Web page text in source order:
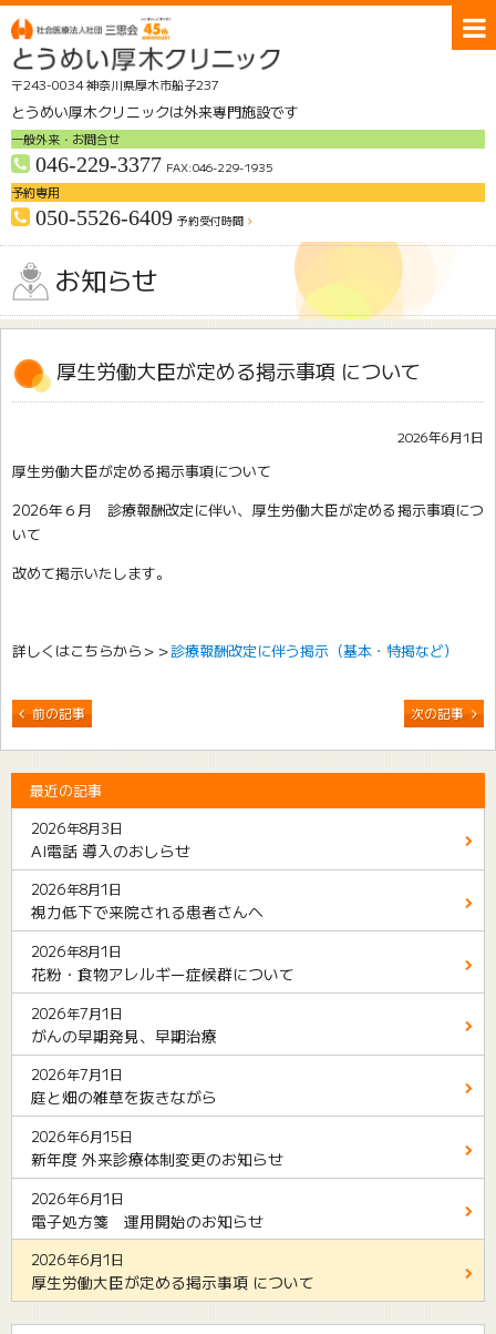
〒243-0034 神奈川県厚木市船子237
とうめい厚木クリニックは外来専門施設です
一般外来・お問合せ
046-229-3377 FAX:046-229-1935
予約専用
050-5526-6409 予約受付時間
無料送迎バスのご案内
クリニック紹介 受診のご案内
採用情報 お問合せ
お知らせ
厚生労働大臣が定める掲示事項 について
2026年6月1日
厚生労働大臣が定める掲示事項について
2026年６月 診療報酬改定に伴い、厚生労働大臣が定める掲示事項につ
いて
改めて掲示いたします。
詳しくはこちらから＞＞診療報酬改定に伴う掲示（基本・特掲など）
前の記事 次の記事
最近の記事
2026年8月3日
AI電話 導入のおしらせ
2026年8月1日
視力低下で来院される患者さんへ
2026年8月1日
花粉・食物アレルギー症候群について
2026年7月1日
がんの早期発見、早期治療
2026年7月1日
庭と畑の雑草を抜きながら
2026年6月15日
新年度 外来診療体制変更のお知らせ
2026年6月1日
電子処方箋 運用開始のお知らせ
2026年6月1日
厚生労働大臣が定める掲示事項 について